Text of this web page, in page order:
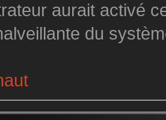
aurait activé
du